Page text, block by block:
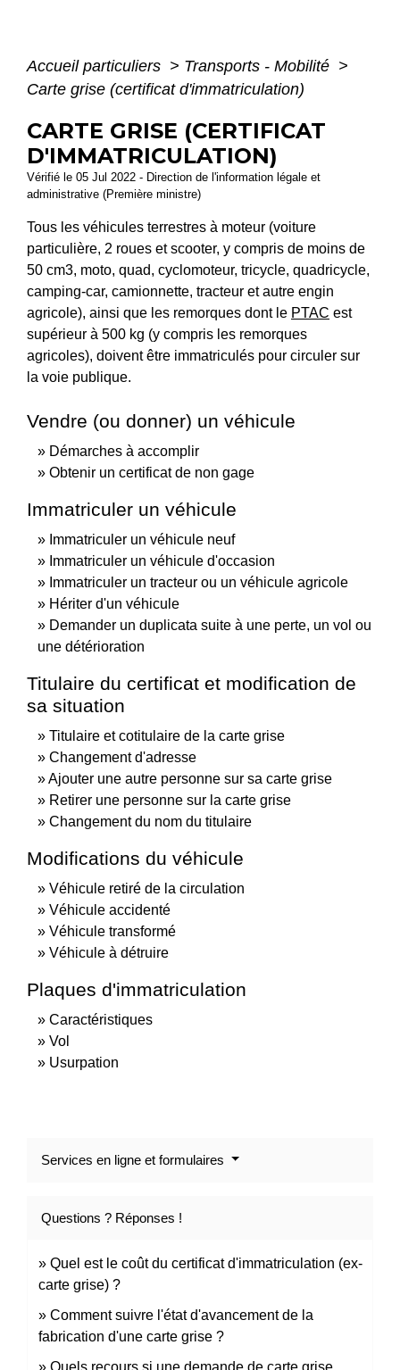
Accueil particuliers > Transports - Mobilité >
Carte grise (certificat d'immatriculation)
CARTE GRISE (CERTIFICAT
D'IMMATRICULATION)
Vérifié le 05 Jul 2022 - Direction de l'information légale et
administrative (Première ministre)
Tous les véhicules terrestres à moteur (voiture
particulière, 2 roues et scooter, y compris de moins de
50 cm3, moto, quad, cyclomoteur, tricycle, quadricycle,
camping-car, camionnette, tracteur et autre engin
agricole), ainsi que les remorques dont le PTAC est
supérieur à 500 kg (y compris les remorques
agricoles), doivent être immatriculés pour circuler sur
la voie publique.
Vendre (ou donner) un véhicule
Démarches à accomplir
Obtenir un certificat de non gage
Immatriculer un véhicule
Immatriculer un véhicule neuf
Immatriculer un véhicule d'occasion
Immatriculer un tracteur ou un véhicule agricole
Hériter d'un véhicule
Demander un duplicata suite à une perte, un vol ou
une détérioration
Titulaire du certificat et modification de
sa situation
Titulaire et cotitulaire de la carte grise
Changement d'adresse
Ajouter une autre personne sur sa carte grise
Retirer une personne sur la carte grise
Changement du nom du titulaire
Modifications du véhicule
Véhicule retiré de la circulation
Véhicule accidenté
Véhicule transformé
Véhicule à détruire
Plaques d'immatriculation
Caractéristiques
Vol
Usurpation
Services en ligne et formulaires
Questions ? Réponses !
Quel est le coût du certificat d'immatriculation (ex-
carte grise) ?
Comment suivre l'état d'avancement de la
fabrication d'une carte grise ?
Quels recours si une demande de carte grise